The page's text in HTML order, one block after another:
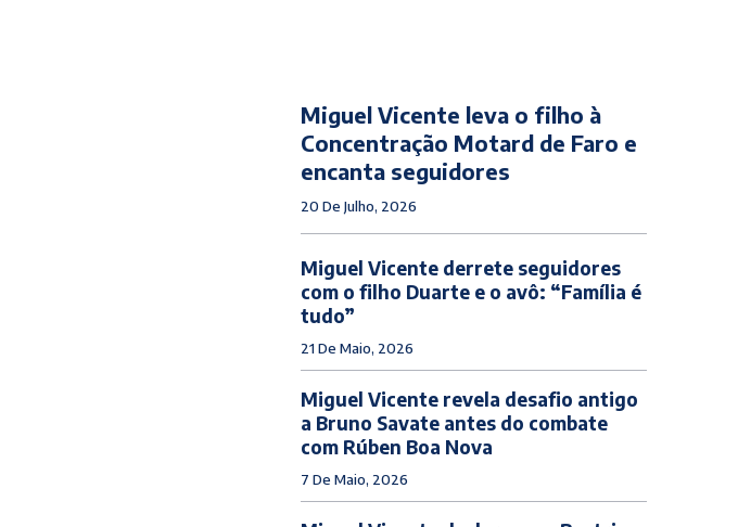
Miguel Vicente leva o filho à
Concentração Motard de Faro e
encanta seguidores
20 De Julho, 2026
Miguel Vicente derrete seguidores
com o filho Duarte e o avô: “Família é
tudo”
21 De Maio, 2026
Miguel Vicente revela desafio antigo
a Bruno Savate antes do combate
com Rúben Boa Nova
7 De Maio, 2026